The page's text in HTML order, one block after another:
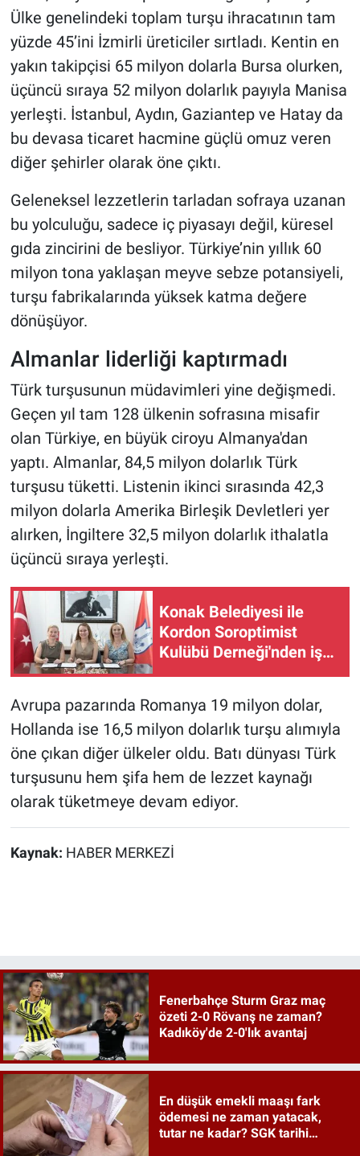
Ülke genelindeki toplam turşu ihracatının tam
yüzde 45’ini İzmirli üreticiler sırtladı. Kentin en
yakın takipçisi 65 milyon dolarla Bursa olurken,
üçüncü sıraya 52 milyon dolarlık payıyla Manisa
yerleşti. İstanbul, Aydın, Gaziantep ve Hatay da
bu devasa ticaret hacmine güçlü omuz veren
diğer şehirler olarak öne çıktı.
Geleneksel lezzetlerin tarladan sofraya uzanan
bu yolculuğu, sadece iç piyasayı değil, küresel
gıda zincirini de besliyor. Türkiye’nin yıllık 60
milyon tona yaklaşan meyve sebze potansiyeli,
turşu fabrikalarında yüksek katma değere
dönüşüyor.
Almanlar liderliği kaptırmadı
Türk turşusunun müdavimleri yine değişmedi.
Geçen yıl tam 128 ülkenin sofrasına misafir
olan Türkiye, en büyük ciroyu Almanya'dan
yaptı. Almanlar, 84,5 milyon dolarlık Türk
turşusu tüketti. Listenin ikinci sırasında 42,3
milyon dolarla Amerika Birleşik Devletleri yer
alırken, İngiltere 32,5 milyon dolarlık ithalatla
üçüncü sıraya yerleşti.
Konak Belediyesi ile
Kordon Soroptimist
Kulübü Derneği'nden iş
birliği protokolü!
Avrupa pazarında Romanya 19 milyon dolar,
Hollanda ise 16,5 milyon dolarlık turşu alımıyla
öne çıkan diğer ülkeler oldu. Batı dünyası Türk
turşusunu hem şifa hem de lezzet kaynağı
olarak tüketmeye devam ediyor.
Kaynak: HABER MERKEZİ
Fenerbahçe Sturm Graz maç
özeti 2-0 Rövanş ne zaman?
Kadıköy'de 2-0'lık avantaj
En düşük emekli maaşı fark
ödemesi ne zaman yatacak,
tutar ne kadar? SGK tarihi